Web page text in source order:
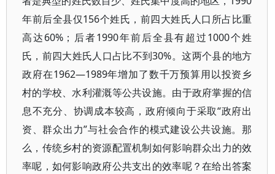
年前后全县仅156个姓氏，前四大姓氏人口所占比重
高达60%；后者1990年前后全县有超过1000个姓
氏，前四大姓氏人口占比不到30%。这两个县的地方
政府在1962—1989年增加了数千万预算用以投资乡
村的学校、水利灌溉等公共设施。由于政府掌握的信
息不充分、协调成本较高，政府倾向于采取“政府出
资、群众出力”与社会合作的模式建设公共设施。那
么，传统乡村的资源配置机制如何影响群众出力的效
率呢，如何影响政府公共支出的效率呢？在给出答案